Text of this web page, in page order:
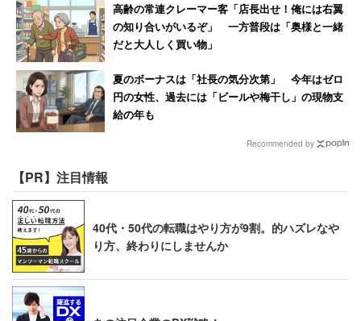
高齢の常連クレーマー客「店長出せ！俺には右翼
の知り合いがいるぞ」 一方普段は「奥様と一緒
だと大人しく買い物」
夏のボーナスは「社長の気分次第」 今年はゼロ
円の女性、過去には「ビールや梅干し」の現物支
給の年も
Recommended by
【PR】注目情報
40代・50代の転職はやり方が9割。的ハズレなや
り方、終わりにしませんか